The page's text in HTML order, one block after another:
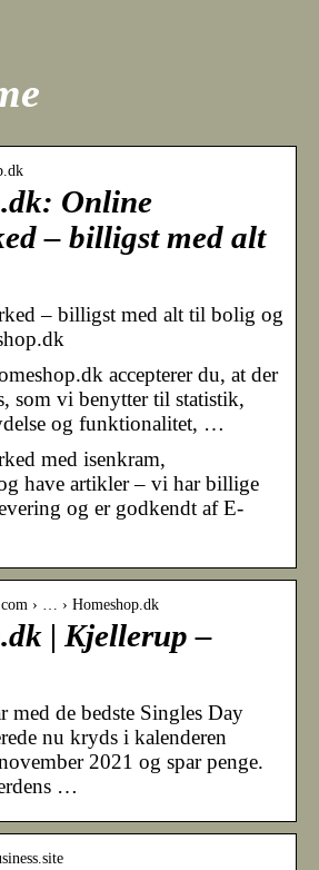
Online
– billigst med alt
– billigst med alt til bolig og
accepterer du, at der
som vi benytter til statistik,
og funktionalitet, …
med isenkram,
have artikler – vi har billige
og er godkendt af E-
› … › Homeshop.dk
| Kjellerup –
med de bedste Singles Day
nu kryds i kalenderen
2021 og spar penge.
…